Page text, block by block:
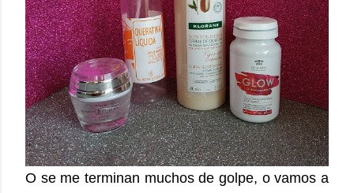
O se me terminan muchos de golpe, o vamos a